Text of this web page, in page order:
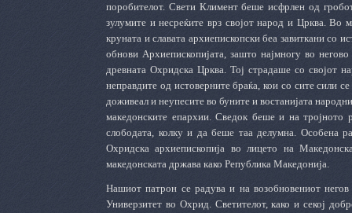
поробителот. Свети Климент беше исфрлен од
зулумите и несреќите врз својот народ и Црква. Во
круната и славата архиепископски беа завиткани со
обнови Архиепископијата, зашто најмногу во
древната Охридска Црква. Тој страдаше со својот
неправдите од истоверните браќа, кои со сите сили
доживеал и неупесите во буните и востанијата
македонските епархии. Сведок беше и на
слободата, колку и да беше таа делумна. Особена
Охридска архиепископија во лицето на
македонската држава како Република Македонија.
Нашиот патрон се радува и на возобновениот
Универзитет во Охрид. Светителот, како и секој